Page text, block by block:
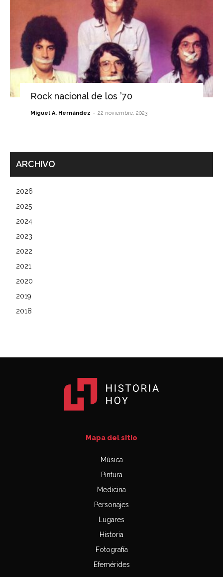
Rock nacional de los ’70
Miguel A. Hernández - 22 noviembre, 2023
ARCHIVO
2026
2025
2024
2023
2022
2021
2020
2019
2018
Mapa del sitio
Música
Pintura
Medicina
Personajes
Lugares
Historia
Fotografía
Efemérides